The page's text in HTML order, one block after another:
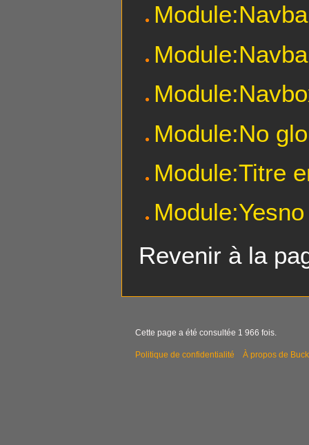
Module:No
Module:Titre
Module:Yesno
Revenir à la
Cette page a été consultée 1 966 fois.
Politique de confidentialité À propos de